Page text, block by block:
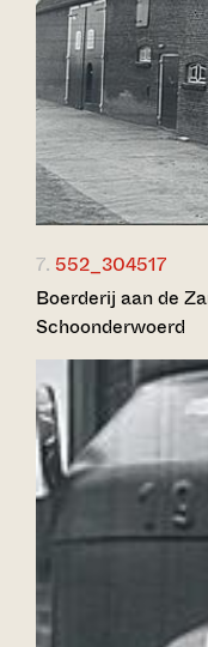
7. 552_304517
Boerderij aan de
Schoonderwoerd